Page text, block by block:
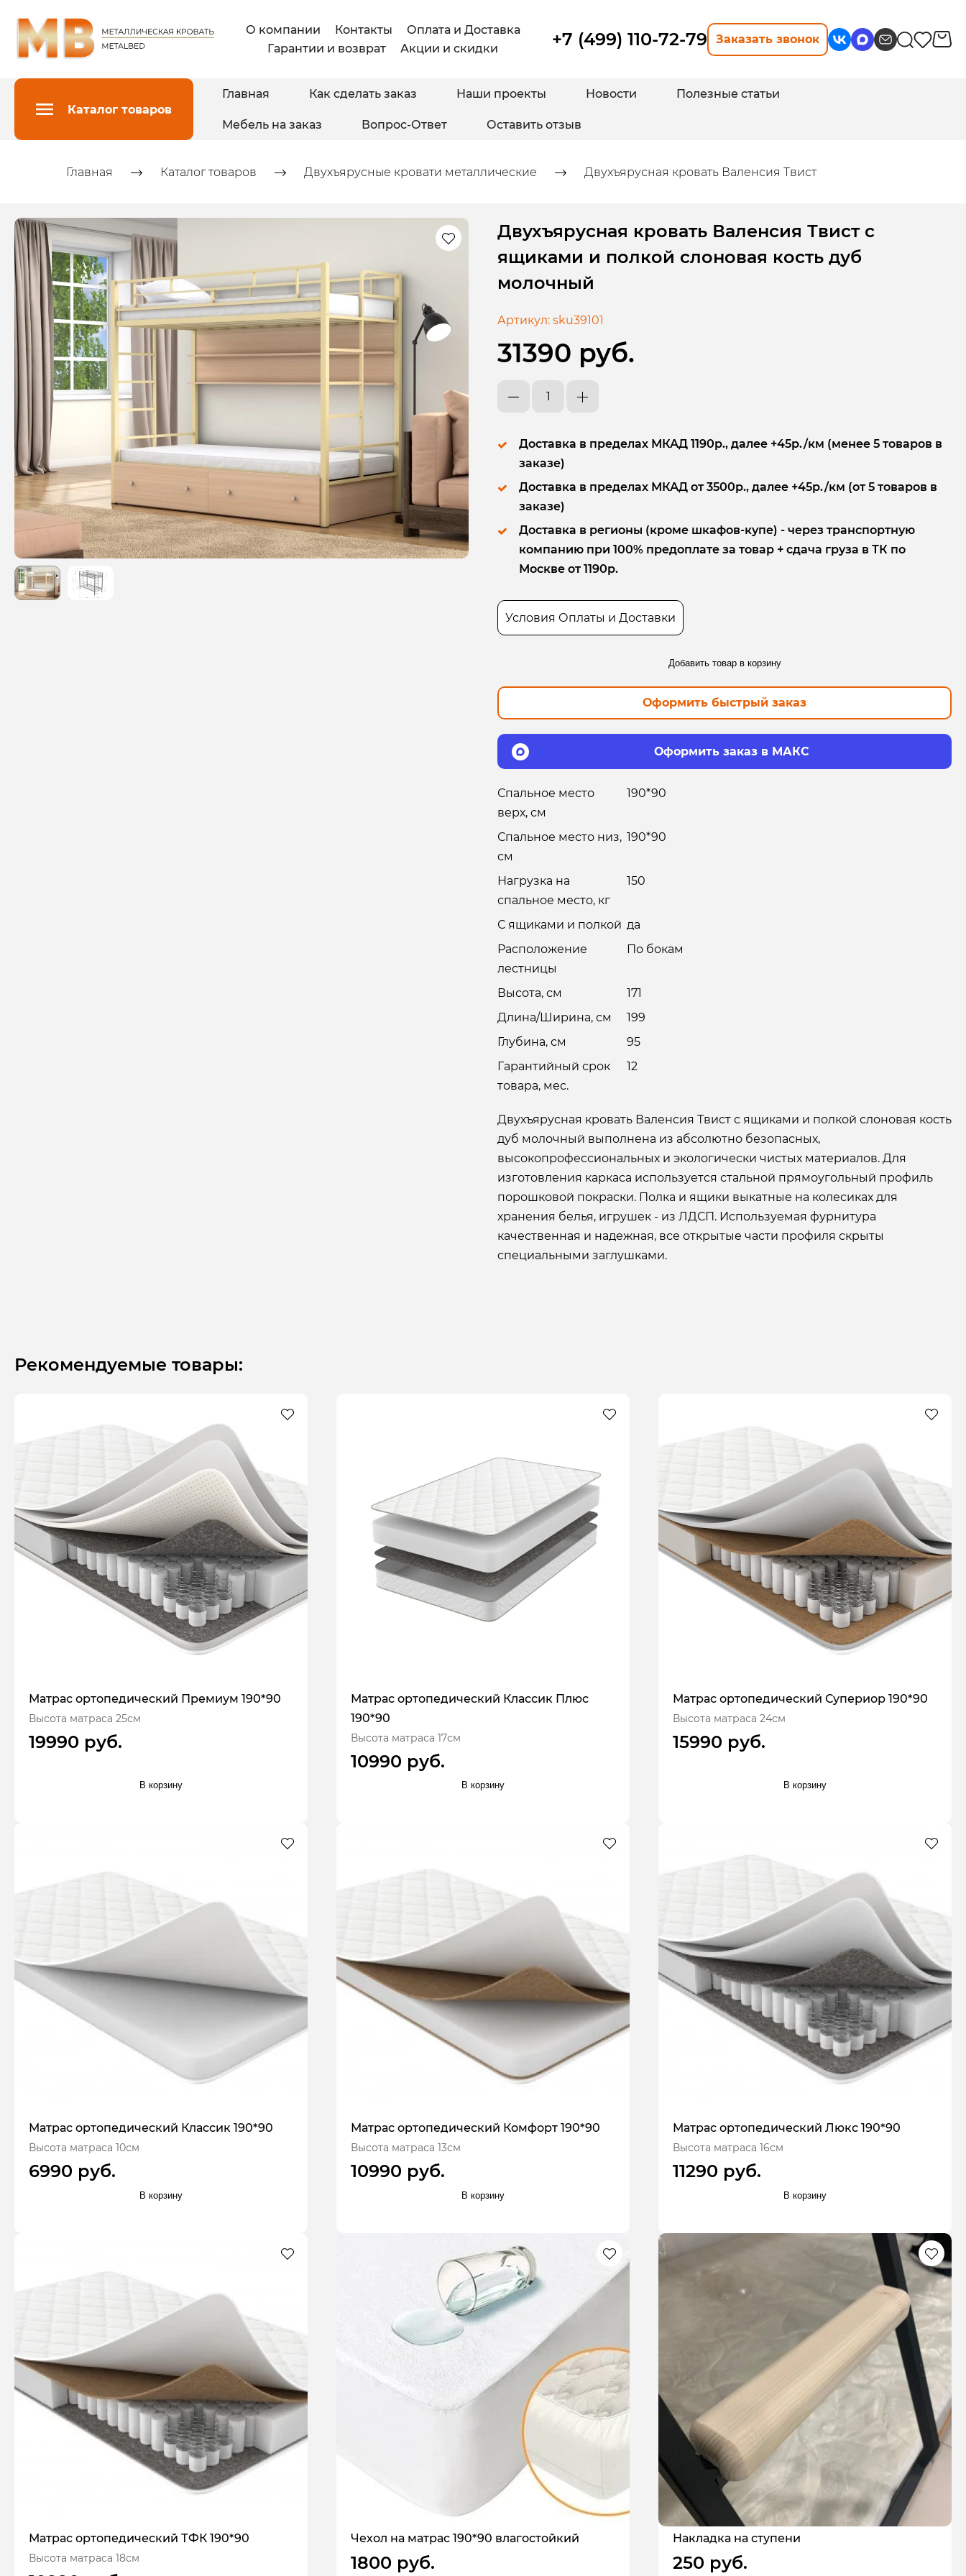
О компании Контакты
Оплата и Доставка
Гарантии и возврат
Акции и скидки +7 (499) 110-72-79 Заказать звонок
Каталог товаров
Главная Как сделать заказ Наши проекты Новости Полезные статьи
Мебель на заказ Вопрос-Ответ Оставить отзыв
Главная Каталог товаров Двухъярусные кровати металлические Двухъярусная кровать Валенсия Твист
Двухъярусная кровать Валенсия Твист с
ящиками и полкой слоновая кость дуб
молочный
Артикул: sku39101
31390 руб.
Доставка в пределах МКАД 1190р., далее +45р./км (менее 5 товаров в
заказе)
Доставка в пределах МКАД от 3500р., далее +45р./км (от 5 товаров в
заказе)
Доставка в регионы (кроме шкафов-купе) - через транспортную
компанию при 100% предоплате за товар + сдача груза в ТК по
Москве от 1190р.
Условия Оплаты и Доставки
Добавить товар в корзину
Оформить быстрый заказ
Оформить заказ в МАКС
Спальное место
верх, см
190*90
Спальное место низ,
см
190*90
Нагрузка на
спальное место, кг
150
С ящиками и полкой да
Расположение
лестницы
По бокам
Высота, см
171
Длина/Ширина, см
199
Глубина, см
95
Гарантийный срок
товара, мес.
12
Двухъярусная кровать Валенсия Твист с ящиками и полкой слоновая кость
дуб молочный выполнена из абсолютно безопасных,
высокопрофессиональных и экологически чистых материалов. Для
изготовления каркаса используется стальной прямоугольный профиль
порошковой покраски. Полка и ящики выкатные на колесиках для
хранения белья, игрушек - из ЛДСП. Используемая фурнитура
качественная и надежная, все открытые части профиля скрыты
специальными заглушками.
Рекомендуемые товары:
Матрас ортопедический Премиум 190*90
Высота матраса 25см
19990 руб.
В корзину
Матрас ортопедический Классик Плюс
190*90
Высота матраса 17см
10990 руб.
В корзину
Матрас ортопедический Супериор 190*90
Высота матраса 24см
15990 руб.
В корзину
Матрас ортопедический Классик 190*90
Высота матраса 10см
6990 руб.
В корзину
Матрас ортопедический Комфорт 190*90
Высота матраса 13см
10990 руб.
В корзину
Матрас ортопедический Люкс 190*90
Высота матраса 16см
11290 руб.
В корзину
Матрас ортопедический ТФК 190*90
Высота матраса 18см
Чехол на матрас 190*90 влагостойкий
1800 руб.
Накладка на ступени
250 руб.